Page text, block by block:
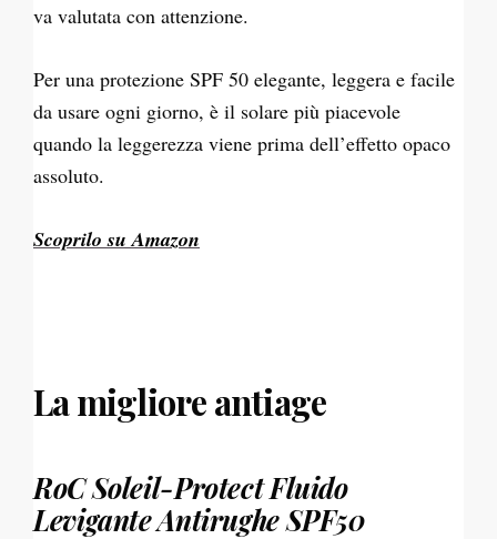
va valutata con attenzione.
Per una protezione SPF 50 elegante, leggera e facile
da usare ogni giorno, è il solare più piacevole
quando la leggerezza viene prima dell’effetto opaco
assoluto.
Scoprilo su Amazon
La migliore antiage
RoC Soleil-Protect Fluido
Levigante Antirughe SPF50